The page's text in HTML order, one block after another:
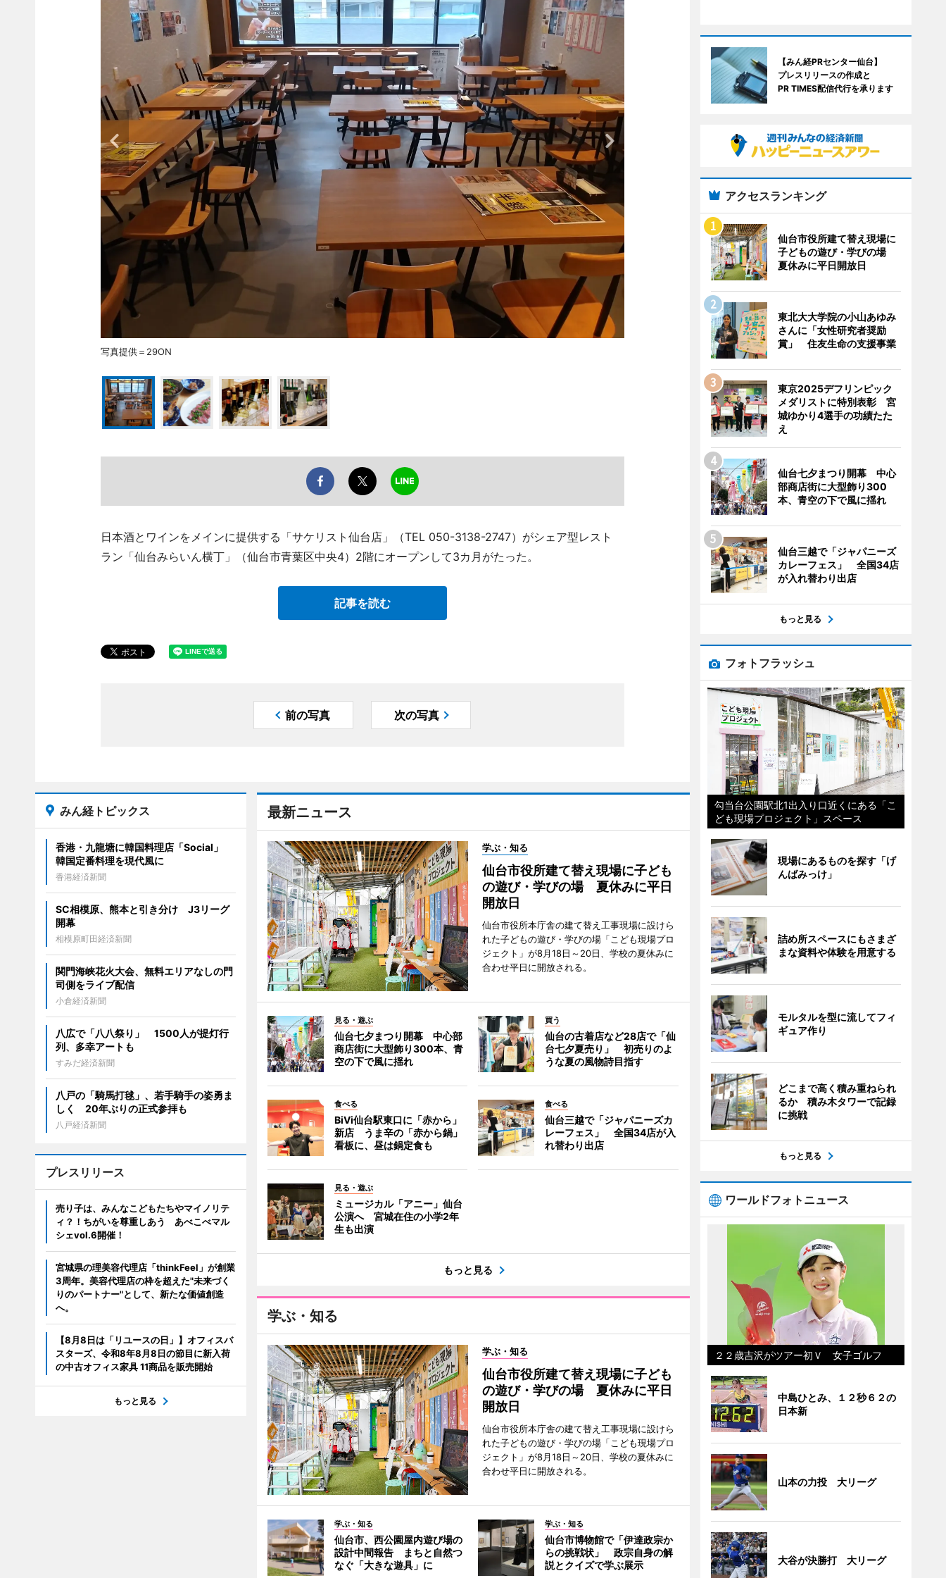
写真提供＝29ON
日本酒とワインをメインに提供する「サケリスト仙台店」（TEL 050-3138-2747）がシェア型レスト
ラン「仙台みらいん横丁」（仙台市青葉区中央4）2階にオープンして3カ月がたった。
記事を読む
前の写真 次の写真
最新ニュース
学ぶ・知る
仙台市役所建て替え現場に子ども
の遊び・学びの場 夏休みに平日
開放日
仙台市役所本庁舎の建て替え工事現場に設けら
れた子どもの遊び・学びの場「こども現場プロ
ジェクト」が8月18日～20日、学校の夏休みに
合わせ平日に開放される。
見る・遊ぶ
仙台七夕まつり開幕 中心部
商店街に大型飾り300本、青
空の下で風に揺れ
買う
仙台の古着店など28店で「仙
台七夕夏売り」 初売りのよ
うな夏の風物詩目指す
食べる
BiVi仙台駅東口に「赤から」
新店 うま辛の「赤から鍋」
看板に、昼は鍋定食も
食べる
仙台三越で「ジャパニーズカ
レーフェス」 全国34店が入
れ替わり出店
見る・遊ぶ
ミュージカル「アニー」仙台
公演へ 宮城在住の小学2年
生も出演
もっと見る
学ぶ・知る
学ぶ・知る
仙台市役所建て替え現場に子ども
の遊び・学びの場 夏休みに平日
開放日
仙台市役所本庁舎の建て替え工事現場に設けら
れた子どもの遊び・学びの場「こども現場プロ
ジェクト」が8月18日～20日、学校の夏休みに
合わせ平日に開放される。
学ぶ・知る
仙台市、西公園屋内遊び場の
設計中間報告 まちと自然つ
なぐ「大きな遊具」に
学ぶ・知る
仙台市博物館で「伊達政宗か
らの挑戦状」 政宗自身の解
説とクイズで学ぶ展示
みん経トピックス
香港・九龍塘に韓国料理店「Social」
韓国定番料理を現代風に
香港経済新聞
SC相模原、熊本と引き分け J3リーグ
開幕
相模原町田経済新聞
関門海峡花火大会、無料エリアなしの門
司側をライブ配信
小倉経済新聞
八広で「八八祭り」 1500人が提灯行
列、多幸アートも
すみだ経済新聞
八戸の「騎馬打毬」、若手騎手の姿勇ま
しく 20年ぶりの正式参拝も
八戸経済新聞
プレスリリース
売り子は、みんなこどもたちやマイノリテ
ィ？！ちがいを尊重しあう あべこべマル
シェvol.6開催！
宮城県の理美容代理店「thinkFeel」が創業
3周年。美容代理店の枠を超えた"未来づく
りのパートナー"として、新たな価値創造
へ。
【8月8日は「リユースの日」】オフィスバ
スターズ、令和8年8月8日の節目に新入荷
の中古オフィス家具 11商品を販売開始
もっと見る
【みん経PRセンター仙台】
プレスリリースの作成と
PR TIMES配信代行を承ります
アクセスランキング
仙台市役所建て替え現場に
子どもの遊び・学びの場
夏休みに平日開放日
東北大大学院の小山あゆみ
さんに「女性研究者奨励
賞」 住友生命の支援事業
東京2025デフリンピック
メダリストに特別表彰 宮
城ゆかり4選手の功績たた
え
仙台七夕まつり開幕 中心
部商店街に大型飾り300
本、青空の下で風に揺れ
仙台三越で「ジャパニーズ
カレーフェス」 全国34店
が入れ替わり出店
もっと見る
フォトフラッシュ
勾当台公園駅北1出入り口近くにある「こ
ども現場プロジェクト」スペース
現場にあるものを探す「げ
んばみっけ」
詰め所スペースにもさまざ
まな資料や体験を用意する
モルタルを型に流してフィ
ギュア作り
どこまで高く積み重ねられ
るか 積み木タワーで記録
に挑戦
もっと見る
ワールドフォトニュース
２２歳吉沢がツアー初Ｖ 女子ゴルフ
中島ひとみ、１２秒６２の
日本新
山本の力投 大リーグ
大谷が決勝打 大リーグ